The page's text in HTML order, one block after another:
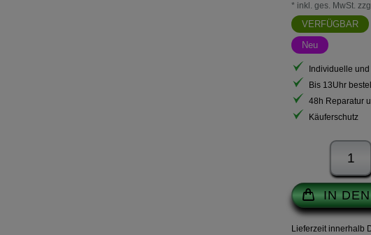
* inkl. ges. MwSt.
VERFÜGBAR
Neu
Individuelle
Bis 13Uhr
48h Reparatur
Käuferschutz
IN
Lieferzeit innerhalb